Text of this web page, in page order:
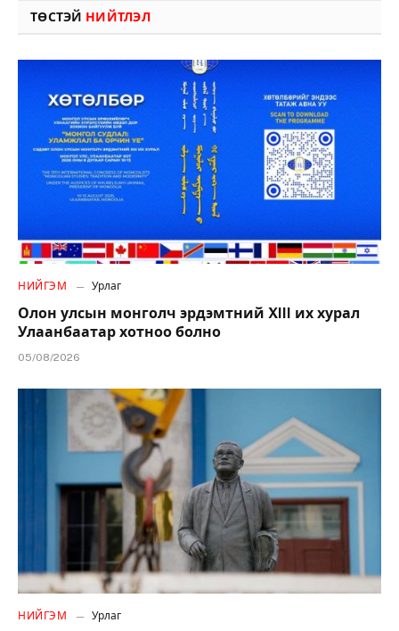
ТӨСТЭЙ НИЙТЛЭЛ
НИЙГЭМ Урлаг
Олон улсын монголч эрдэмтний XIII их хурал
Улаанбаатар хотноо болно
05/08/2026
НИЙГЭМ Урлаг